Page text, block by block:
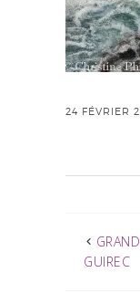
24 FÉVRIER
GUIREC